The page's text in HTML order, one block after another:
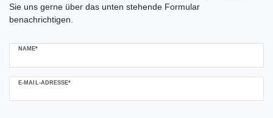
Sie uns gerne über das unten stehende Formular
benachrichtigen.
NAME*
E-MAIL-ADRESSE*